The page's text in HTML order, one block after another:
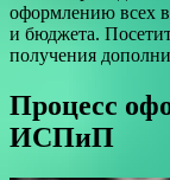
оформлению всех
и бюджета.
получения
Процесс
ИСПиП